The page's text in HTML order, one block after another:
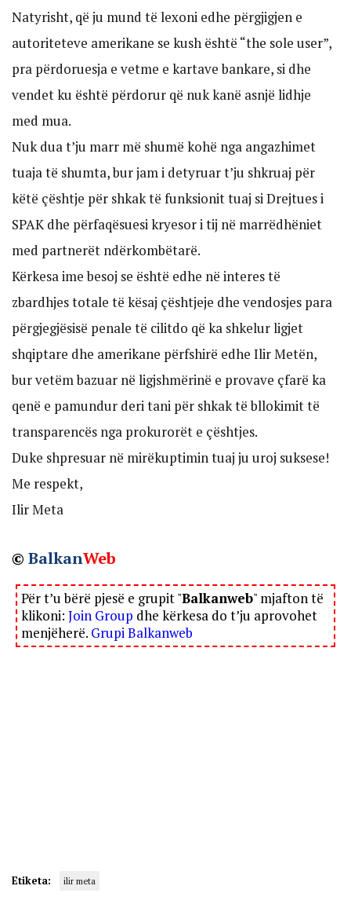
Natyrisht, që ju mund të lexoni edhe përgjigjen e
autoriteteve amerikane se kush është “the sole user”,
pra përdoruesja e vetme e kartave bankare, si dhe
vendet ku është përdorur që nuk kanë asnjë lidhje
med mua.
Nuk dua t’ju marr më shumë kohë nga angazhimet
tuaja të shumta, bur jam i detyruar t’ju shkruaj për
këtë çështje për shkak të funksionit tuaj si Drejtues i
SPAK dhe përfaqësuesi kryesor i tij në marrëdhëniet
med partnerët ndërkombëtarë.
Kërkesa ime besoj se është edhe në interes të
zbardhjes totale të kësaj çështjeje dhe vendosjes para
përgjegjësisë penale të cilitdo që ka shkelur ligjet
shqiptare dhe amerikane përfshirë edhe Ilir Metën,
bur vetëm bazuar në ligjshmërinë e provave çfarë ka
qenë e pamundur deri tani për shkak të bllokimit të
transparencës nga prokurorët e çështjes.
Duke shpresuar në mirëkuptimin tuaj ju uroj suksese!
Me respekt,
Ilir Meta
© BalkanWeb
Për t’u bërë pjesë e grupit "Balkanweb" mjafton të
klikoni: Join Group dhe kërkesa do t’ju aprovohet
menjëherë. Grupi Balkanweb
Etiketa: ilir meta